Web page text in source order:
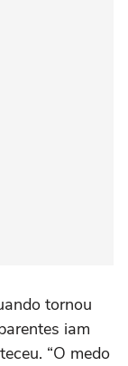
tornou
iam
“O medo